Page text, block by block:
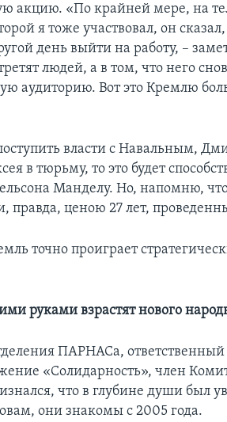
акцию. «По крайней мере, на
я тоже участвовал, он сказал,
день выйти на работу, –
людей, а в том, что него
аудиторию. Вот это Кремлю
власти с Навальным,
в тюрьму, то это будет
Манделу. Но, напомню,
правда, ценою 27 лет,
точно проиграет
руками взрастят нового
ПАРНАСа, ответственный
«Солидарность», член
что в глубине души был
они знакомы с 2005 года.